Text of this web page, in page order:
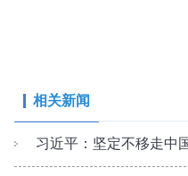
相关新闻
习近平：坚定不移走中